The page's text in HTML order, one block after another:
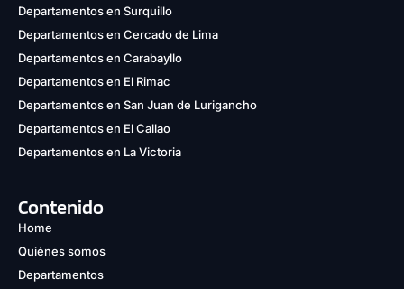
Departamentos en Surquillo
Departamentos en Cercado de Lima
Departamentos en Carabayllo
Departamentos en El Rimac
Departamentos en San Juan de Lurigancho
Departamentos en El Callao
Departamentos en La Victoria
Contenido
Home
Quiénes somos
Departamentos